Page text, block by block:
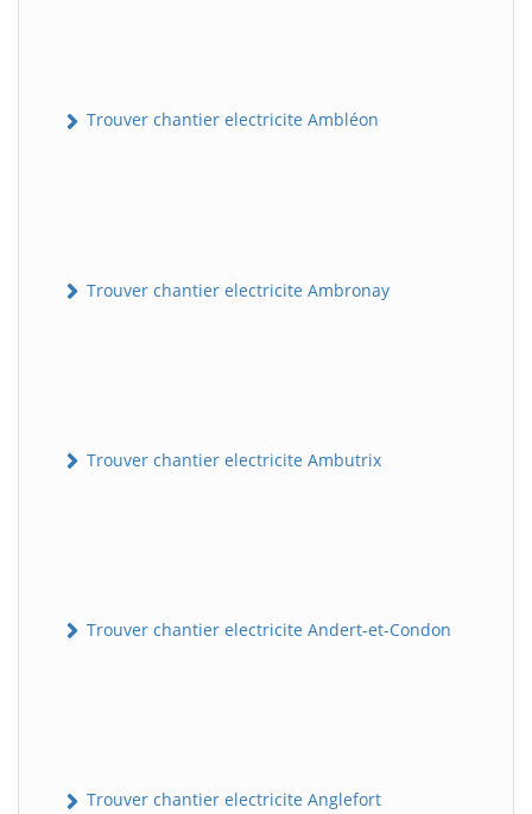
Trouver chantier electricite Ambléon
Trouver chantier electricite Ambronay
Trouver chantier electricite Ambutrix
Trouver chantier electricite Andert-et-Condon
Trouver chantier electricite Anglefort